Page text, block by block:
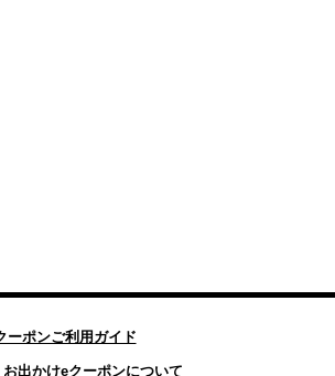
ーポンご利用ガイド
お出かけeクーポンについて